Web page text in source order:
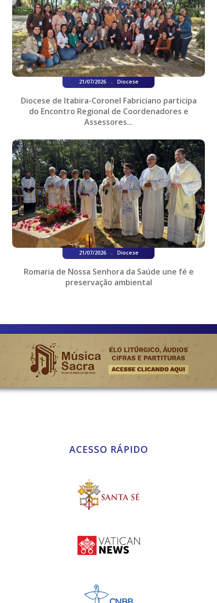
21/07/2026 . Diocese
Diocese de Itabira-Coronel Fabriciano participa
do Encontro Regional de Coordenadores e
Assessores...
21/07/2026 . Diocese
Romaria de Nossa Senhora da Saúde une fé e
preservação ambiental
ACESSO RÁPIDO